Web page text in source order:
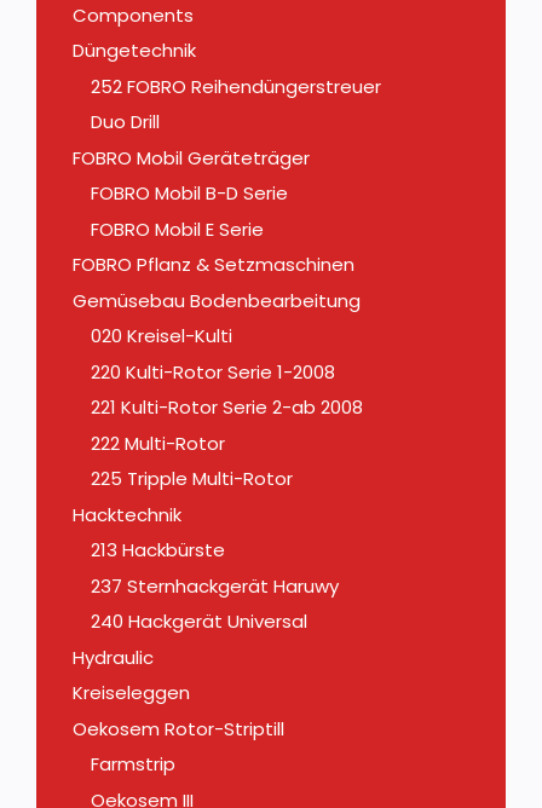
Components
Düngetechnik
252 FOBRO Reihendüngerstreuer
Duo Drill
FOBRO Mobil Geräteträger
FOBRO Mobil B-D Serie
FOBRO Mobil E Serie
FOBRO Pflanz & Setzmaschinen
Gemüsebau Bodenbearbeitung
020 Kreisel-Kulti
220 Kulti-Rotor Serie 1-2008
221 Kulti-Rotor Serie 2-ab 2008
222 Multi-Rotor
225 Tripple Multi-Rotor
Hacktechnik
213 Hackbürste
237 Sternhackgerät Haruwy
240 Hackgerät Universal
Hydraulic
Kreiseleggen
Oekosem Rotor-Striptill
Farmstrip
Oekosem III